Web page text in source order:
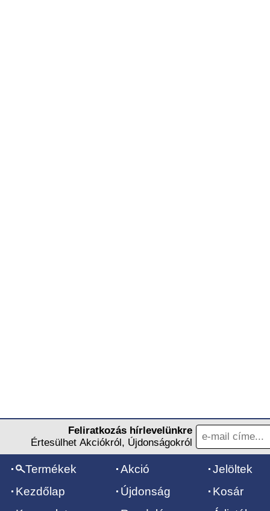
Feliratkozás hírlevelünkre
Értesülhet Akciókról, Újdonságokról
Termékek
Kezdőlap
Akció
Újdonság
Jelöltek
Kosár